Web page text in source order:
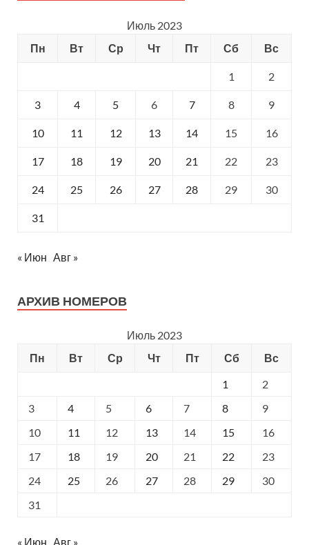
Июль 2023
Пн
Вт Ср Чт Пт Сб Вс
1 2
3 4 5 6 7 8 9
10 11 12 13 14 15 16
17 18 19 20 21 22 23
24 25 26 27 28 29 30
31
« Июн Авг »
АРХИВ НОМЕРОВ
Июль 2023
Пн
Вт Ср Чт Пт Сб
Вс
1
2
3
4 5 6 7 8
9
10
11 12 13 14 15
16
17
18 19 20 21 22
23
24
25 26 27 28 29
30
31
« Июн Авг »